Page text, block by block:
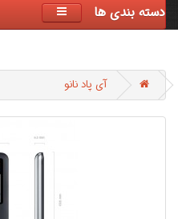
دسته بندی ها
آی پاد نانو